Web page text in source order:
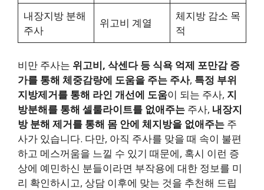
내장지방 분해
주사
위고비 계열
체지방 감소 목
적
비만 주사는 위고비, 삭센다 등 식욕 억제 포만감 증
가를 통해 체중감량에 도움을 주는 주사, 특정 부위
지방제거를 통해 라인 개선에 도움이 되는 주사, 지
방분해를 통해 셀룰라이트를 없애주는 주사, 내장지
방 분해 제거를 통해 몸 안에 체지방을 없애주는 주
사가 있습니다. 다만, 아직 주사를 맞을 때 속이 불편
하고 메스꺼움을 느낄 수 있기 때문에, 혹시 이런 증
상에 예민하신 분들이라면 부작용에 대한 정보를 미
리 확인하시고, 상담 이후에 맞는 것을 추천해 드립